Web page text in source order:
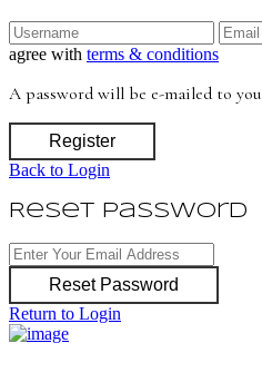
agree with terms & conditions
A password will be e-mailed to you
Register
Back to Login
Reset Password
Reset Password
Return to Login